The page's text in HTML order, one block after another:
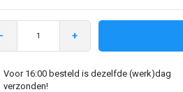
- +
Voor 16:00 besteld is dezelfde (werk)dag
verzonden!